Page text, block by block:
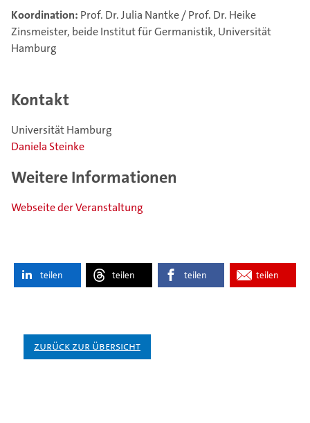
Koordination: Prof. Dr. Julia Nantke / Prof. Dr. Heike
Zinsmeister, beide Institut für Germanistik, Universität
Hamburg
Kontakt
Universität Hamburg
Daniela Steinke
Weitere Informationen
Webseite der Veranstaltung
teilen teilen teilen teilen
Zurück zur Übersicht